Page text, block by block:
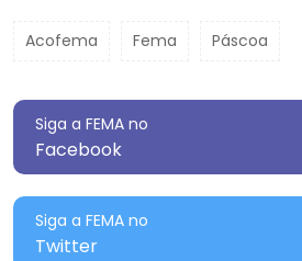
Acofema Fema Páscoa
Siga a FEMA no
Facebook
Siga a FEMA no
Twitter